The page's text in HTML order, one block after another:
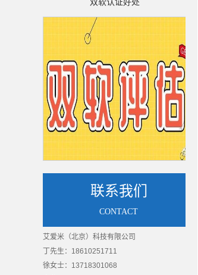
双软评估
联系我们
CONTACT
艾爱米（北京）科技有限公司
丁先生：18610251711
徐女士：13718301068